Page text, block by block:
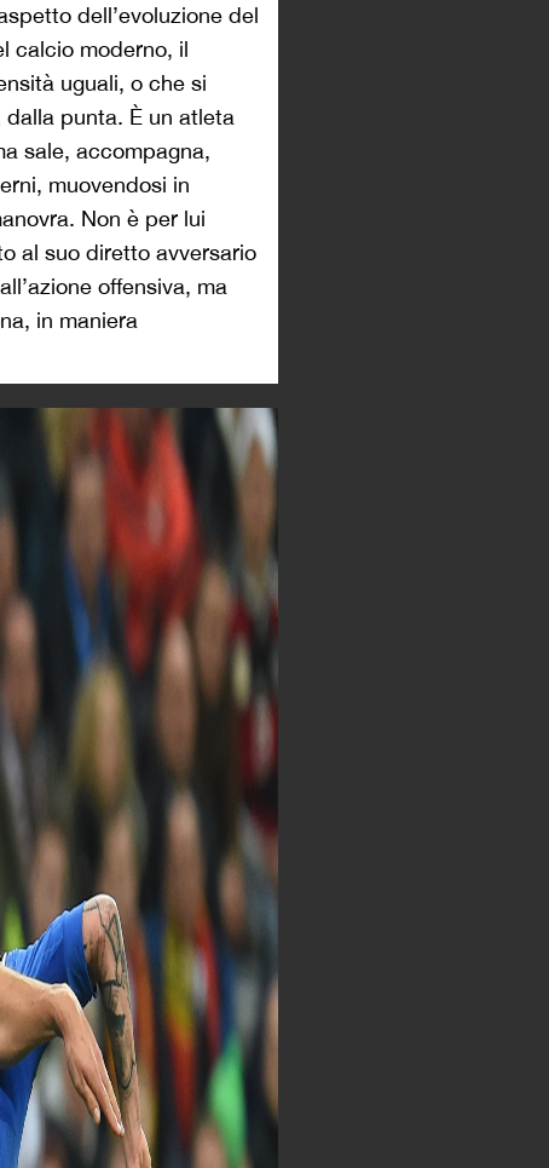
dell’evoluzione del
calcio moderno, il
uguali, o che si
punta. È un atleta
sale, accompagna,
muovendosi in
Non è per lui
al suo diretto avversario
offensiva, ma
in maniera